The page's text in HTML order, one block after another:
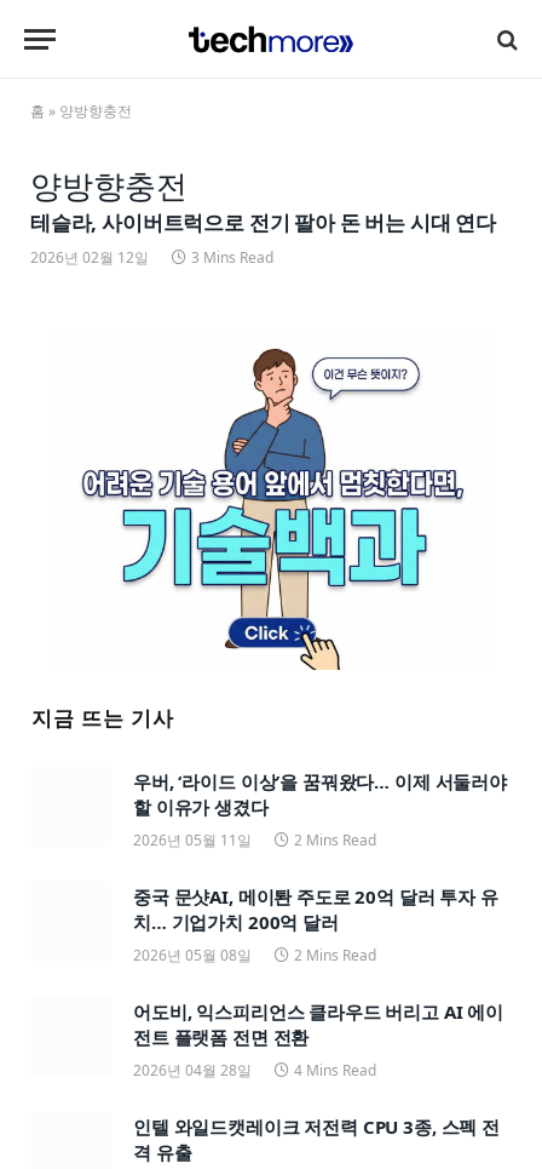
홈 » 양방향충전
양방향충전
테슬라, 사이버트럭으로 전기 팔아 돈 버는 시대 연다
2026년 02월 12일 3 Mins Read
지금 뜨는 기사
우버, ‘라이드 이상’을 꿈꿔왔다… 이제 서둘러야
할 이유가 생겼다
2026년 05월 11일 2 Mins Read
중국 문샷AI, 메이퇀 주도로 20억 달러 투자 유
치… 기업가치 200억 달러
2026년 05월 08일 2 Mins Read
어도비, 익스피리언스 클라우드 버리고 AI 에이
전트 플랫폼 전면 전환
2026년 04월 28일 4 Mins Read
인텔 와일드캣레이크 저전력 CPU 3종, 스펙 전
격 유출